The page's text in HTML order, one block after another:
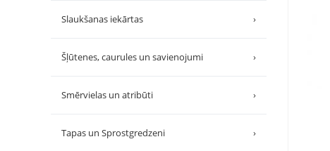
Slaukšanas iekārtas ›
Šļūtenes, caurules un savienojumi ›
Smērvielas un atribūti ›
Tapas un Sprostgredzeni ›